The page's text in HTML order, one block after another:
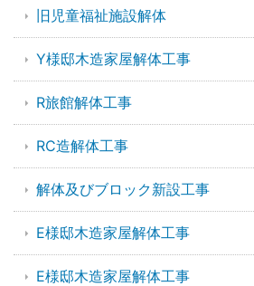
旧児童福祉施設解体
Y様邸木造家屋解体工事
R旅館解体工事
RC造解体工事
解体及びブロック新設工事
E様邸木造家屋解体工事
E様邸木造家屋解体工事